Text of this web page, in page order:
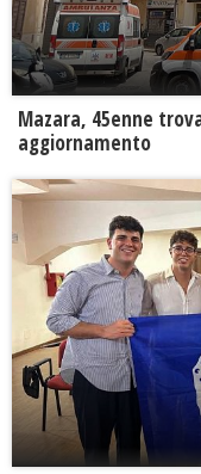
Mazara, 45enne
aggiornamento